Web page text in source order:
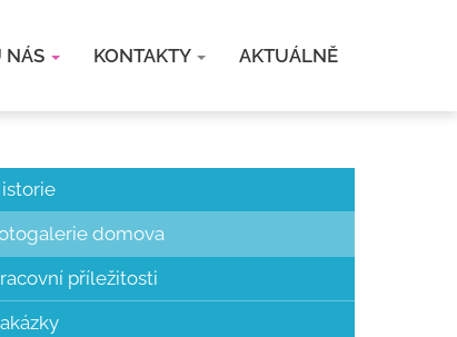
NÁS KONTAKTY AKTUÁLNĚ
domova
příležitosti